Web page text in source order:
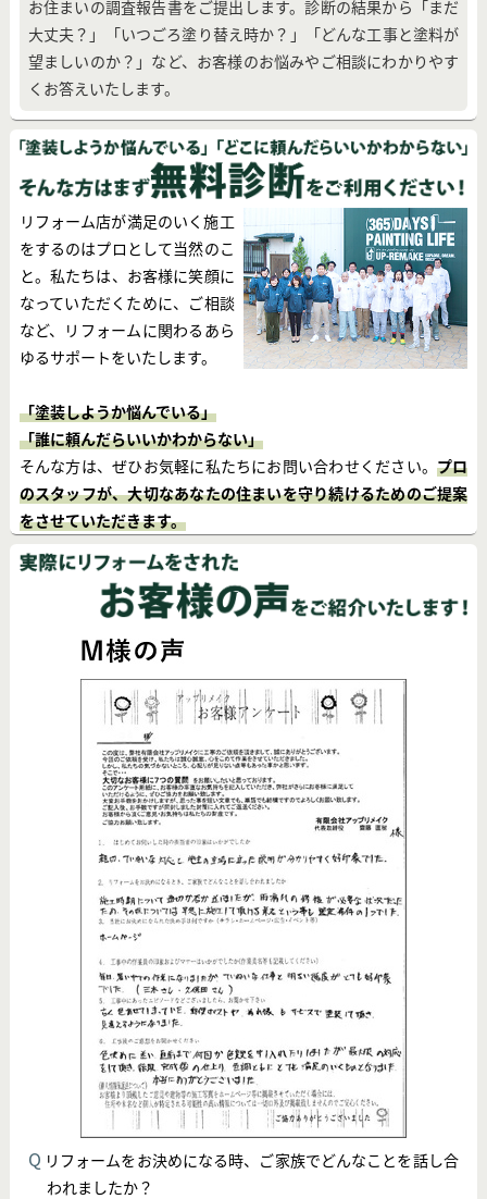
お住まいの調査報告書をご提出します。診断の結果から「まだ
大丈夫？」「いつごろ塗り替え時か？」「どんな工事と塗料が
望ましいのか？」など、お客様のお悩みやご相談にわかりやす
くお答えいたします。
リフォーム店が満足のいく施工
をするのはプロとして当然のこ
と。私たちは、お客様に笑顔に
なっていただくために、ご相談
など、リフォームに関わるあら
ゆるサポートをいたします。
「塗装しようか悩んでいる」
「誰に頼んだらいいかわからない」
そんな方は、ぜひお気軽に私たちにお問い合わせください。プロ
のスタッフが、大切なあなたの住まいを守り続けるためのご提案
をさせていただきます。
Q リフォームをお決めになる時、ご家族でどんなことを話し合
われましたか？